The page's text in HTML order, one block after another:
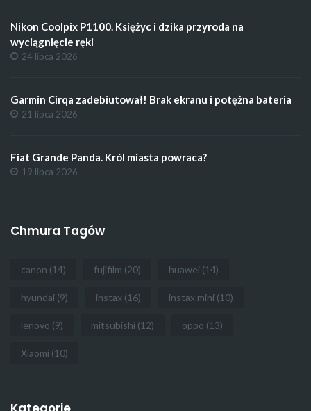
Nikon Coolpix P1100. Księżyc i dzika przyroda na
wyciągnięcie ręki
24 lipca 2026
Garmin Cirqa zadebiutował! Brak ekranu i potężna bateria
21 lipca 2026
Fiat Grande Panda. Król miasta powraca?
19 lipca 2026
Chmura Tagów
canon (14) fujifilm (20) huawei (14)
hyundai (9) instax (16) instax mini (10)
lenovo (9) mitsubishi (12) oppo (13)
Xiaomi (10)